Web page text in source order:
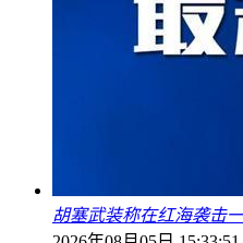
胡塞武装称在红海袭击